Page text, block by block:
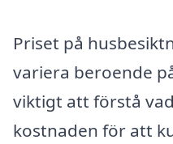
Priset på
variera beroende
viktigt att förstå
kostnaden för att